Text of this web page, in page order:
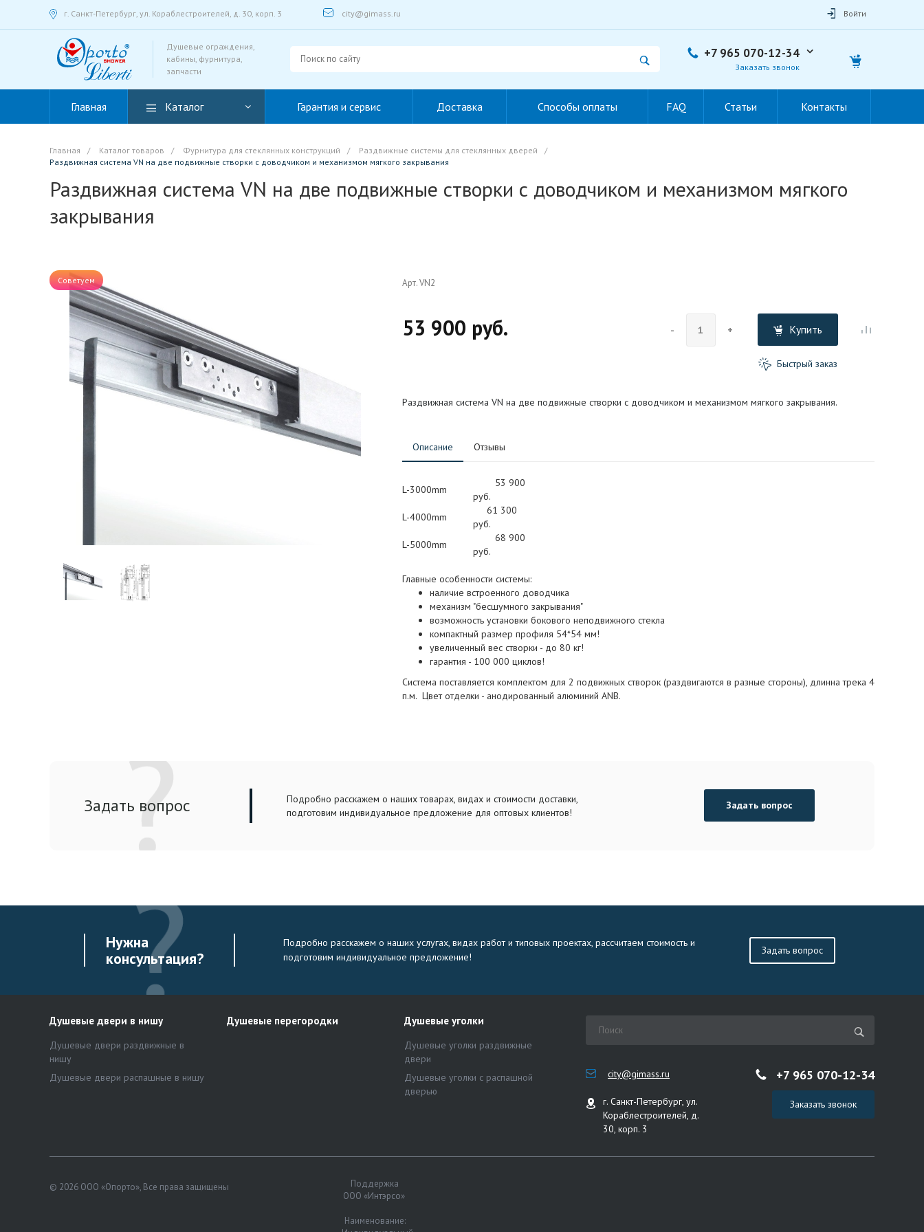
г. Санкт-Петербург, ул. Кораблестроителей, д. 30, корп. 3 city@gimass.ru Войти
Душевые ограждения,
кабины, фурнитура,
запчасти
+7 965 070-12-34
Заказать звонок
Главная Каталог Гарантия и сервис Доставка Способы оплаты FAQ Статьи Контакты
Главная / Каталог товаров / Фурнитура для стеклянных конструкций / Раздвижные системы для стеклянных дверей
/
Раздвижная система VN на две подвижные створки с доводчиком и механизмом мягкого закрывания
Раздвижная система VN на две подвижные створки с доводчиком и механизмом мягкого
закрывания
Советуем Арт. VN2
53 900 руб. - + Купить
Быстрый заказ
Раздвижная система VN на две подвижные створки с доводчиком и механизмом мягкого закрывания.
Описание Отзывы
L-3000mm
53 900
руб.
L-4000mm
61 300
руб.
L-5000mm
68 900
руб.
Главные особенности системы:
наличие встроенного доводчика
механизм "бесшумного закрывания"
возможность установки бокового неподвижного стекла
компактный размер профиля 54*54 мм!
увеличенный вес створки - до 80 кг!
гарантия - 100 000 циклов!
Система поставляется комплектом для 2 подвижных створок (раздвигаются в разные стороны), длинна трека 4
п.м. Цвет отделки - анодированный алюминий ANB.
Задать вопрос
Подробно расскажем о наших товарах, видах и стоимости доставки,
подготовим индивидуальное предложение для оптовых клиентов!
Задать вопрос
Нужна
консультация?
Подробно расскажем о наших услугах, видах работ и типовых проектах, рассчитаем стоимость и
подготовим индивидуальное предложение!
Задать вопрос
Душевые двери в нишу
Душевые двери раздвижные в
нишу
Душевые двери распашные в нишу
Душевые перегородки Душевые уголки
Душевые уголки раздвижные
двери
Душевые уголки с распашной
дверью
city@gimass.ru
г. Санкт-Петербург, ул.
Кораблестроителей, д.
30, корп. 3
+7 965 070-12-34
Заказать звонок
© 2026 ООО «Опорто», Все права защищены
Поддержка
ООО «Интэрсо»
Наименование: